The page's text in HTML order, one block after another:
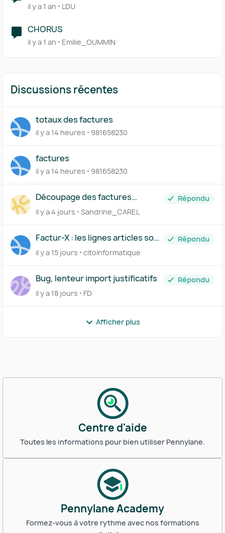
il y a 1 an LDU
CHORUS
il y a 1 an Emilie_OUMMIN
Discussions récentes
totaux des factures
il y a 14 heures 981658230
factures
il y a 14 heures 981658230
Découpage des factures
importées
Répondu
il y a 4 jours
Sandrine_CAREL
Factur-X : les lignes articles sont
regroupées dans invoice_lines,
comment les séparer ?
Répondu
il y a 15 jours
citoinformatique
Bug, lenteur import justificatifs
Répondu
il y a 18 jours
FD
Afficher plus
Centre d'aide
Toutes les informations pour bien utiliser Pennylane.
Pennylane Academy
Formez-vous à votre rythme avec nos formations